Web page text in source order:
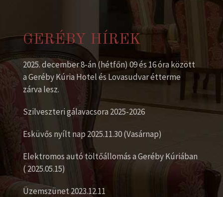
GERÉBY HÍREK
2025. december 8-án (hétfőn) 09 és 16 óra között
a Geréby Kúria Hotel és Lovasudvar étterme
zárva lesz.
Szilveszteri gálavacsora 2025-2026
Esküvős nyílt nap 2025.11.30 (Vasárnap)
Elektromos autó töltőállomás a Geréby Kúriában
( 2025.05.15)
Üzemszünet 2023.12.11